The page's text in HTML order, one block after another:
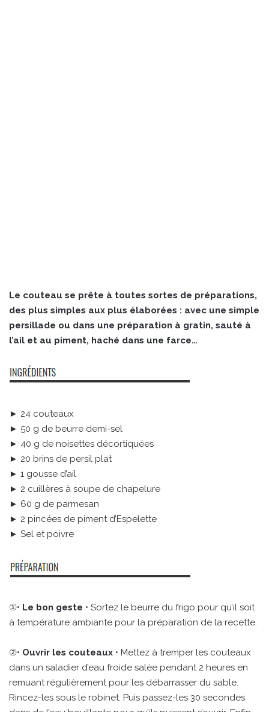
Le couteau se prête à toutes sortes de préparations,
des plus simples aux plus élaborées : avec une simple
persillade ou dans une préparation à gratin, sauté à
l’ail et au piment, haché dans une farce…
► 24 couteaux
► 50 g de beurre demi-sel
► 40 g de noisettes décortiquées
► 20 brins de persil plat
► 1 gousse d’ail
► 2 cuillères à soupe de chapelure
► 60 g de parmesan
► 2 pincées de piment d’Espelette
► Sel et poivre
①• Le bon geste • Sortez le beurre du frigo pour qu’il soit
à température ambiante pour la préparation de la recette.
②• Ouvrir les couteaux • Mettez à tremper les couteaux
dans un saladier d’eau froide salée pendant 2 heures en
remuant régulièrement pour les débarrasser du sable.
Rincez-les sous le robinet. Puis passez-les 30 secondes